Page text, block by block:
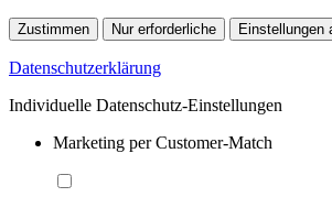
Zustimmen Nur erforderliche Einstellungen
Datenschutzerklärung
Individuelle Datenschutz-Einstellungen
Marketing per Customer-Match